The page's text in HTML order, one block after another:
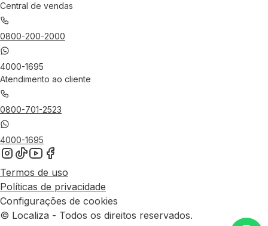
Central de vendas
0800-200-2000
4000-1695
Atendimento ao cliente
0800-701-2523
4000-1695
Termos de uso
Políticas de privacidade
Configurações de cookies
© Localiza - Todos os direitos reservados.